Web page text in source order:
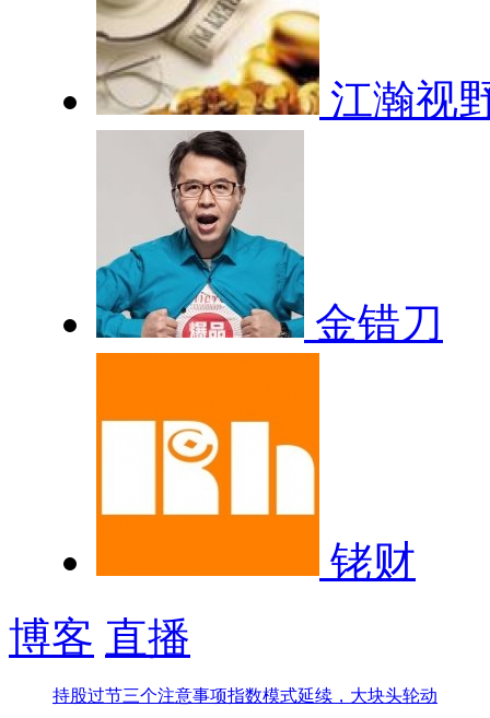
江瀚视
金错刀
铑财
博客 直播
持股过节三个注意事项指数模式延续，大块头轮动